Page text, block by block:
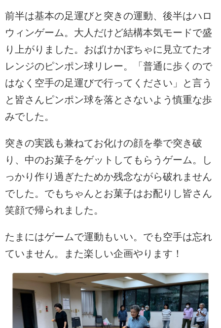
前半は基本の足運びと突きの運動、後半はハロ
ウィンゲーム。大人だけど結構本気モードで盛
り上がりました。おばけかぼちゃに見立てたオ
レンジのピンポン球リレー。「普通に歩くので
はなく空手の足運びで行ってください」と言う
と皆さんピンポン球を落とさないよう慎重な歩
みでした。
突きの実践も兼ねてお化けの顔を拳で突き破
り、中のお菓子をゲットしてもらうゲーム。し
っかり作り過ぎたためか残念ながら破れません
でした。でもちゃんとお菓子はお配りし皆さん
笑顔で帰られました。
たまにはゲームで運動もいい。でも空手は忘れ
ていません。また楽しい企画やります！